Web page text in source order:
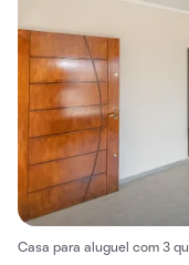
Casa para aluguel com 3